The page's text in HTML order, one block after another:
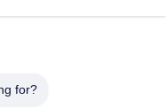
for?